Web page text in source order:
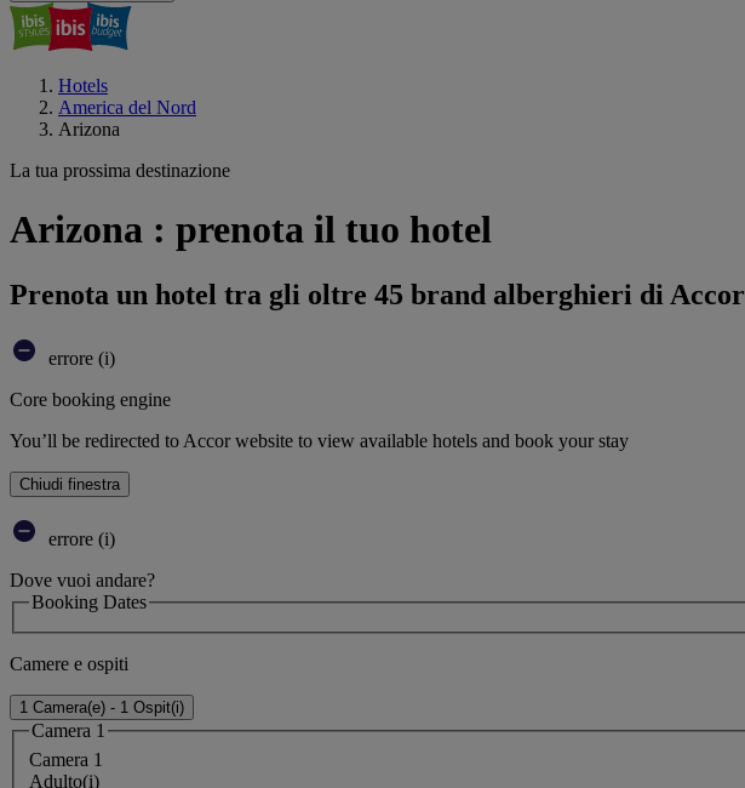
Hotels
America del Nord
Arizona
La tua prossima destinazione
Arizona : prenota il tuo hotel
Prenota un hotel tra gli oltre 45 brand alberghieri di Accor
errore (i)
Core booking engine
You’ll be redirected to Accor website to view available hotels and book your stay
Chiudi finestra
errore (i)
Dove vuoi andare?
Booking Dates
Camere e ospiti
1 Camera(e) - 1 Ospit(i)
Camera 1
Camera 1
Adulto(i)